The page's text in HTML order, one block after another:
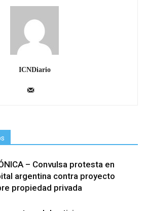
ICNDiario
– Convulsa protesta en
argentina contra proyecto
propiedad privada